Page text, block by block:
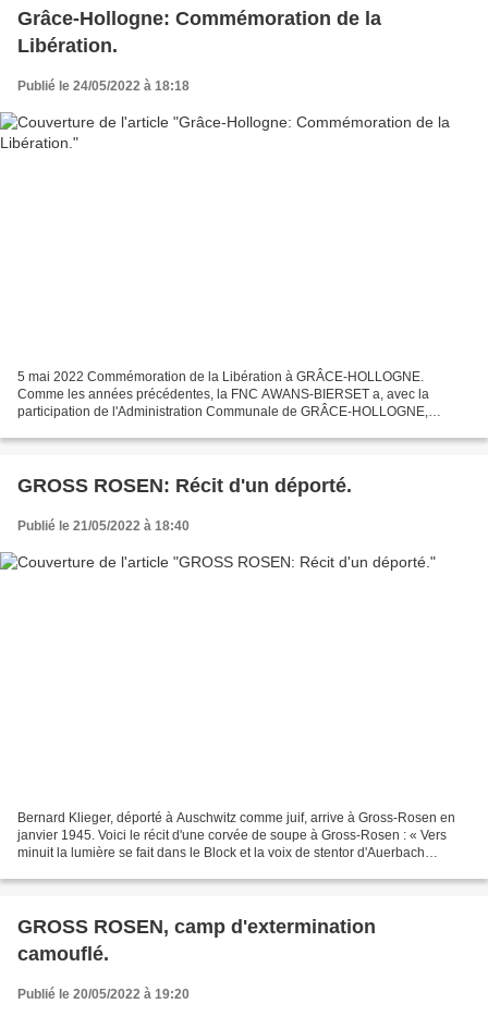
Grâce-Hollogne: Commémoration de la
Libération.
Publié le 24/05/2022 à 18:18
5 mai 2022 Commémoration de la Libération à GRÂCE-HOLLOGNE.
Comme les années précédentes, la FNC AWANS-BIERSET a, avec la
participation de l'Administration Communale de GRÂCE-HOLLOGNE,
Malheureusement,...
GROSS ROSEN: Récit d'un déporté.
Publié le 21/05/2022 à 18:40
Bernard Klieger, déporté à Auschwitz comme juif, arrive à Gross-Rosen en
janvier 1945. Voici le récit d'une corvée de soupe à Gross-Rosen : « Vers
minuit la lumière se fait dans le Block et la voix de stentor d'Auerbach
GROSS ROSEN, camp d'extermination
camouflé.
Publié le 20/05/2022 à 19:20